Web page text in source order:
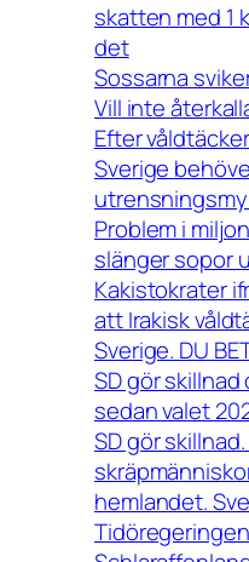
skatten med 1
det
Sossarna
Vill inte
Efter
Sverige
Problem i
slänger sopor
Kakistokrater
att Irakisk
Sverige. DU
SD gör
sedan valet
SD gör
hemlandet.